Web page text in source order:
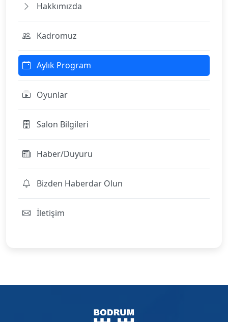
Hakkımızda
Kadromuz
Aylık Program
Oyunlar
Salon Bilgileri
Haber/Duyuru
Bizden Haberdar Olun
İletişim